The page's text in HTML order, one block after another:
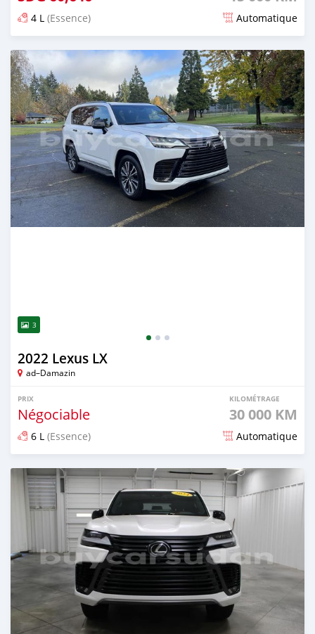
4 L (Essence) Automatique
Publié il y a 6 mois
3
2022 Lexus LX
ad–Damazin
PRIX
Négociable
KILOMÉTRAGE
30 000 KM
6 L (Essence) Automatique
Publié il y a 9 mois